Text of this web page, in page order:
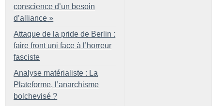
conscience d’un besoin
d’alliance »
Attaque de la pride de Berlin :
faire front uni face à l’horreur
fasciste
Analyse matérialiste : La
Plateforme, l’anarchisme
bolchevisé ?